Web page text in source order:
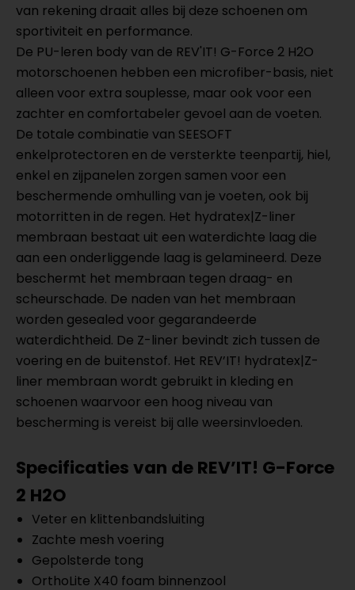
van rekening draait alles bij deze schoenen om
sportiviteit en performance.
De PU-leren body van de REV'IT! G-Force 2 H2O
motorschoenen hebben een microfiber-basis, niet
alleen voor extra souplesse, maar ook voor een
zachter en comfortabeler gevoel aan de voeten.
De totale combinatie van SEESOFT
enkelprotectoren en de versterkte teenpartij, hiel,
enkel en zijpanelen zorgen samen voor een
beschermende omhulling van je voeten, ook bij
motorritten in de regen. Het hydratex|Z-liner
membraan bestaat uit een waterdichte laag die
aan een onderliggende laag is gelamineerd. Deze
beschermt het membraan tegen draag- en
scheurschade. De naden van het membraan
worden gesealed voor gegarandeerde
waterdichtheid. De Z-liner bevindt zich tussen de
voering en de buitenstof. Het REV’IT! hydratex|Z-
liner membraan wordt gebruikt in kleding en
schoenen waarvoor een hoog niveau van
bescherming is vereist bij alle weersinvloeden.
Specificaties van de REV’IT! G-Force
2 H2O
Veter en klittenbandsluiting
Zachte mesh voering
Gepolsterde tong
OrthoLite X40 foam binnenzool